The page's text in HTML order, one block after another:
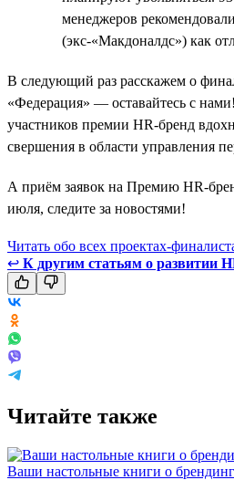
менеджеров
(экс-«Макдоналдс») как
В следующий раз расскажем о
«Федерация» — оставайтесь с
участников премии HR-бренд
свершения в области управления
А приём заявок на Премию HR-
июля, следите за новостями!
Читать обо всех проектах-
↩ К другим статьям о развитии
Читайте также
Ваши настольные книги о